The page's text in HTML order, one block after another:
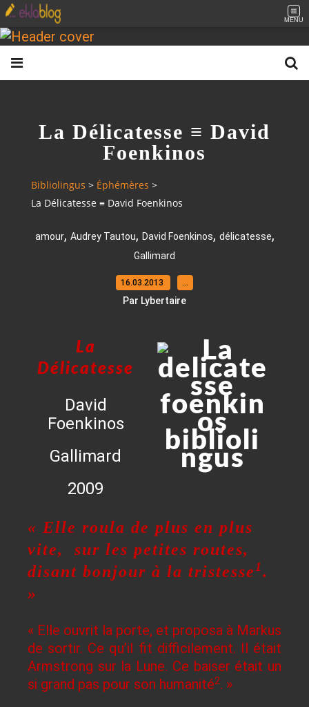
MENU
La Délicatesse ≡ David
Foenkinos
Bibliolingus > Éphémères >
La Délicatesse ≡ David Foenkinos
amour, Audrey Tautou, David Foenkinos, délicatesse,
Gallimard
16.03.2013 …
Par Lybertaire
La
Délicatesse
David
Foenkinos
Gallimard
2009
« Elle roula de plus en plus
vite, sur les petites routes,
disant bonjour à la tristesse1 .
»
« Elle ouvrit la porte, et proposa à Markus
de sortir. Ce qu’il fit difficilement. Il était
Armstrong sur la Lune. Ce baiser était un
si grand pas pour son humanité2. »